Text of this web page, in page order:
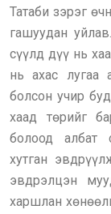
Татаби зэрэг
гашуудан
сүүлд дүү нь
нь ахас лугаа
болсон учир
хаад төрийг
болоод албат
хутган
эвдрэлцэн
харшлан